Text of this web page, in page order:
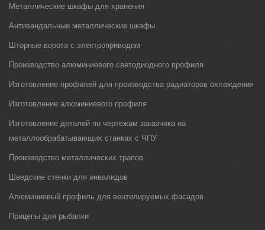
Металлические шкафы для хранения
Антивандальные металлические шкафы
Шторные ворота с электроприводом
Производство алюминиевого светодиодного профиля
Изготовление профилей для производства радиаторов охлаждения
Изготовление алюминиевого профиля
Изготовление деталей по чертежам заказчика на
металлообрабатывающих станках с ЧПУ
Производство металлических трапов
Шведские стенки для инвалидов
Алюминиевый профиль для вентилируемых фасадов
Прицепы для рыбалки